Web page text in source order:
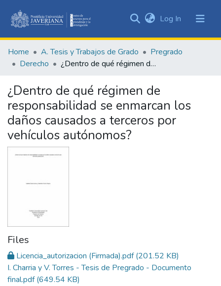
&
Collections
Statistics
Log In (current)
Home A. Tesis y Trabajos de Grado
Pregrado
Derecho
¿Dentro de qué régimen de responsabilidad se enmarcan los daños causados a terceros por vehículos autónomos?
¿Dentro de qué régimen de
responsabilidad se enmarcan los
daños causados a terceros por
vehículos autónomos?
Files
Licencia_autorizacion (Firmada).pdf(201.52 KB)
I. Charria y V. Torres - Tesis de Pregrado - Documento
final.pdf(649.54 KB)